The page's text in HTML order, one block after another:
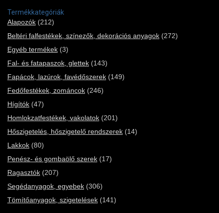
Termékkategóriák
Alapozók (212)
Beltéri falfestékek, színezők, dekorációs anyagok (272)
Egyéb termékek (3)
Fal- és fatapaszok, glettek (143)
Fapácok, lazúrok, favédőszerek (149)
Fedőfestékek, zománcok (246)
Hígítók (47)
Homlokzatfestékek, vakolatok (201)
Hőszigetelés, hőszigetelő rendszerek (14)
Lakkok (80)
Penész- és gombaölő szerek (17)
Ragasztók (207)
Segédanyagok, egyebek (306)
Tömítőanyagok, szigetelések (141)